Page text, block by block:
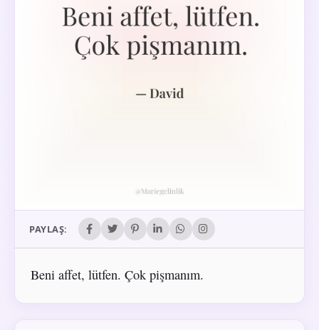
PAYLAŞ:
Beni affet, lütfen. Çok pişmanım.